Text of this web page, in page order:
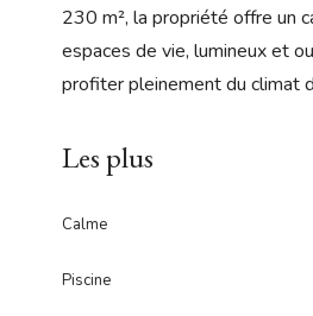
230 m², la propriété offre un
espaces de vie, lumineux et
profiter pleinement du climat
Les plus
Calme
Piscine